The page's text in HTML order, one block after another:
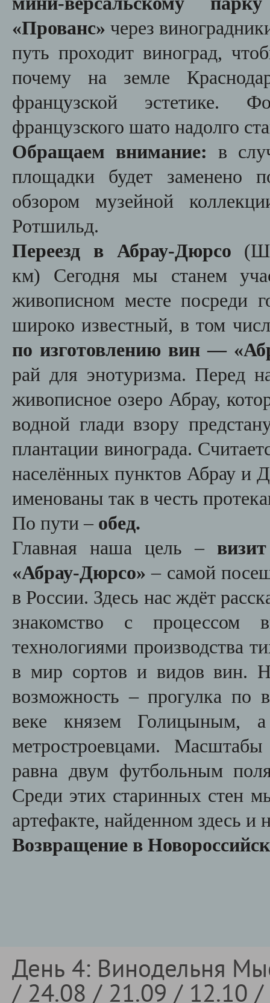
«Прованс» через
путь проходит виноград,
почему на земле
французской эстетике.
французского шато надолго
Обращаем внимание: в
площадки будет заменено
обзором музейной
Ротшильд.
Переезд в Абрау-Дюрсо (
км) Сегодня мы станем
живописном месте посреди
широко известный, в том
по изготовлению вин —
рай для энотуризма. Перед
живописное озеро Абрау,
водной глади взору
плантации винограда.
населённых пунктов Абрау и
именованы так в честь
По пути– обед.
Главная наша цель –
«Абрау-Дюрсо» – самой
в России. Здесь нас ждёт
знакомство с
технологиями производства
в мир сортов и видов вин.
возможность – прогулка
веке князем Голицыным,
метростроевцами.
равна двум футбольным
Среди этих старинных стен
артефакте, найденном здесь
Возвращение в Новороссийск
День 4: Винодельня
/ 24.08 / 21.09 / 12.10 /